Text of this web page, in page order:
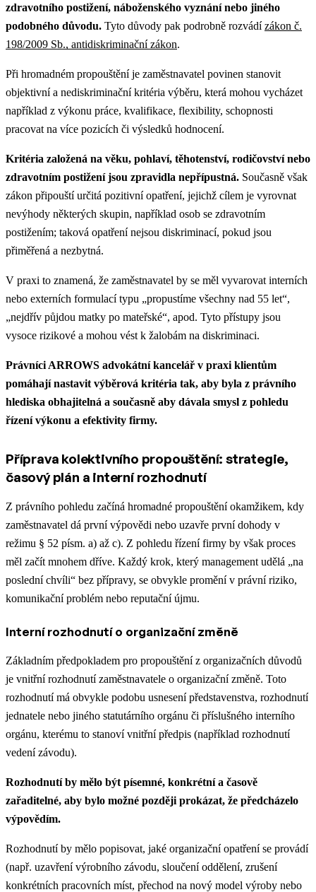
zdravotního postižení, náboženského vyznání nebo jiného
podobného důvodu. Tyto důvody pak podrobně rozvádízákon č.
198/2009 Sb., antidiskriminační zákon.
Při hromadném propouštění je zaměstnavatel povinen stanovit
objektivní a nediskriminační kritéria výběru, která mohou vycházet
například z výkonu práce, kvalifikace, flexibility, schopnosti
pracovat na více pozicích či výsledků hodnocení.
Kritéria založená na věku, pohlaví, těhotenství, rodičovství nebo
zdravotním postižení jsou zpravidla nepřípustná. Současně však
zákon připouští určitá pozitivní opatření, jejichž cílem je vyrovnat
nevýhody některých skupin, například osob se zdravotním
postižením; taková opatření nejsou diskriminací, pokud jsou
přiměřená a nezbytná.
V praxi to znamená, že zaměstnavatel by se měl vyvarovat interních
nebo externích formulací typu „propustíme všechny nad 55 let“,
„nejdřív půjdou matky po mateřské“, apod. Tyto přístupy jsou
vysoce rizikové a mohou vést k žalobám na diskriminaci.
Právníci ARROWS advokátní kancelář v praxi klientům
pomáhají nastavit výběrová kritéria tak, aby byla z právního
hlediska obhajitelná a současně aby dávala smysl z pohledu
řízení výkonu a efektivity firmy.
Příprava kolektivního propouštění: strategie,
časový plán a interní rozhodnutí
Z právního pohledu začíná hromadné propouštění okamžikem, kdy
zaměstnavatel dá první výpovědi nebo uzavře první dohody v
režimu § 52 písm. a) až c). Z pohledu řízení firmy by však proces
měl začít mnohem dříve. Každý krok, který management udělá „na
poslední chvíli“ bez přípravy, se obvykle promění v právní riziko,
komunikační problém nebo reputační újmu.
Interní rozhodnutí o organizační změně
Základním předpokladem pro propouštění z organizačních důvodů
je vnitřní rozhodnutí zaměstnavatele o organizační změně. Toto
rozhodnutí má obvykle podobu usnesení představenstva, rozhodnutí
jednatele nebo jiného statutárního orgánu či příslušného interního
orgánu, kterému to stanoví vnitřní předpis (například rozhodnutí
vedení závodu).
Rozhodnutí by mělo být písemné, konkrétní a časově
zařaditelné, aby bylo možné později prokázat, že předcházelo
výpovědím.
Rozhodnutí by mělo popisovat, jaké organizační opatření se provádí
(např. uzavření výrobního závodu, sloučení oddělení, zrušení
konkrétních pracovních míst, přechod na nový model výroby nebo